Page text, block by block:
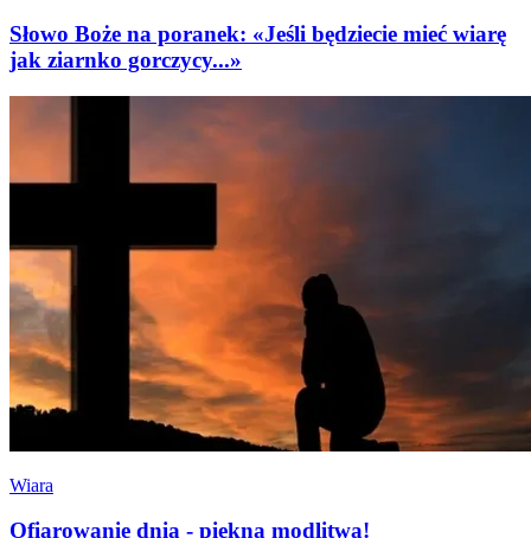
Słowo Boże na poranek: «Jeśli będziecie mieć wiarę
jak ziarnko gorczycy...»
Wiara
Ofiarowanie dnia - piękna modlitwa!